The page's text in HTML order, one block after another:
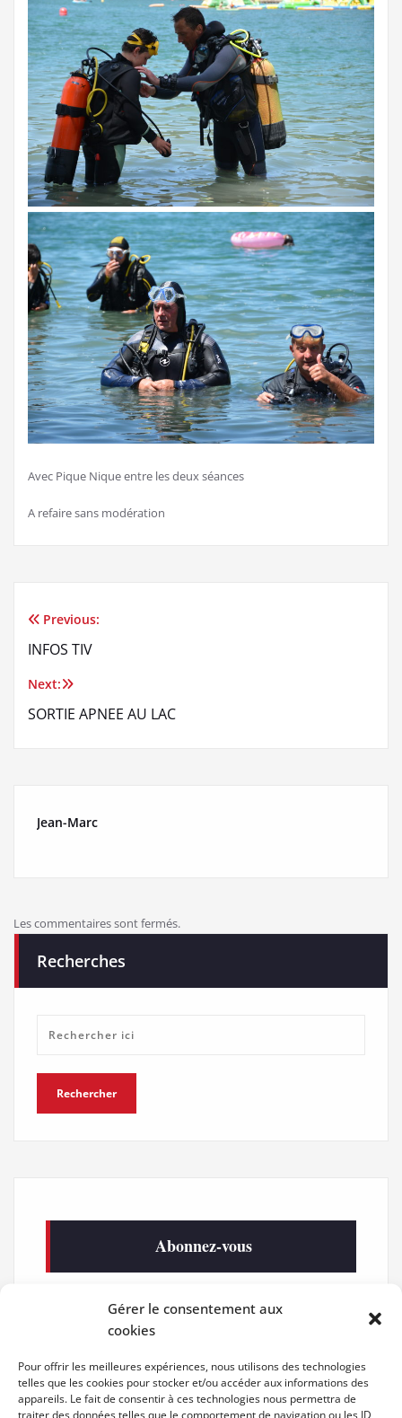
Gérer le consentement aux
cookies
Pour offrir les meilleures expériences, nous utilisons des technologies
telles que les cookies pour stocker et/ou accéder aux informations des
appareils. Le fait de consentir à ces technologies nous permettra de
traiter des données telles que le comportement de navigation ou les ID
Avec Pique Nique entre les deux séances
A refaire sans modération
Navigation
de
l’article
Previous:
INFOS TIV
Next:
SORTIE APNEE AU LAC
Jean-Marc
Les commentaires sont fermés.
Recherches
Abonnez-vous
Recevez les nouveaux articles par
e-mail en vous abonnant.